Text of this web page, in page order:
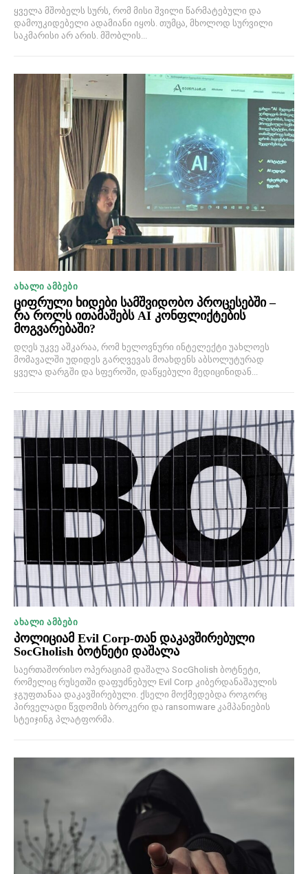
ყველა მშობელს სურს, რომ მისი შვილი წარმატებული და
დამოუკიდებელი ადამიანი იყოს. თუმცა, მხოლოდ სურვილი
საკმარისი არ არის. მშობლის...
ᲐᲮᲐᲚᲘ ᲐᲛᲑᲔᲑᲘ
ციფრული ხიდები სამშვიდობო პროცესებში –
რა როლს ითამაშებს AI კონფლიქტების
მოგვარებაში?
დღეს უკვე აშკარაა, რომ ხელოვნური ინტელექტი უახლოეს
მომავალში უდიდეს გარღვევას მოახდენს აბსოლუტურად
ყველა დარგში და სფეროში, დაწყებული მედიცინიდან...
ᲐᲮᲐᲚᲘ ᲐᲛᲑᲔᲑᲘ
პოლიციამ Evil Corp-თან დაკავშირებული
SocGholish ბოტნეტი დაშალა
საერთაშორისო ოპერაციამ დაშალა SocGholish ბოტნეტი,
რომელიც რუსეთში დაფუძნებულ Evil Corp კიბერდანაშაულის
ჯგუფთანაა დაკავშირებული. ქსელი მოქმედებდა როგორც
პირველადი წვდომის ბროკერი და ransomware კამპანიების
სტეიჯინგ პლატფორმა.